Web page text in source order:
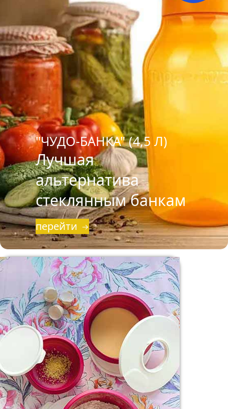
"ЧУДО-БАНКА" (4,5 Л)
Лучшая
альтернатива
стеклянным банкам
перейти